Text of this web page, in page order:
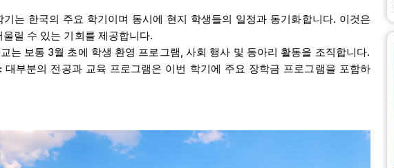
기는 한국의 주요 학기이며 동시에 현지 학생들의 일정과 동기화합니다. 이것은
릴 수 있는 기회를 제공합니다.
는 보통 3월 초에 학생 환영 프로그램, 사회 행사 및 동아리 활동을 조직합니다.
:대부분의 전공과 교육 프로그램은 이번 학기에 주요 장학금 프로그램을 포함하